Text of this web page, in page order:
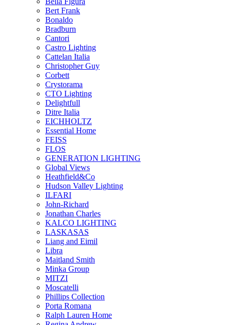
Bert Frank
Bonaldo
Bradburn
Cantori
Castro Lighting
Cattelan Italia
Christopher Guy
Corbett
Crystorama
CTO Lighting
Delightfull
Ditre Italia
EICHHOLTZ
Essential Home
FEISS
FLOS
GENERATION LIGHTING
Global Views
Heathfield&Co
Hudson Valley Lighting
ILFARI
John-Richard
Jonathan Charles
KALCO LIGHTING
LASKASAS
Liang and Eimil
Libra
Maitland Smith
Minka Group
MITZI
Moscatelli
Phillips Collection
Porta Romana
Ralph Lauren Home